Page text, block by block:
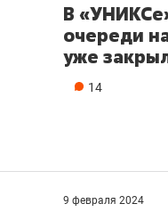
В
очереди
уже
14
9 февраля 2024